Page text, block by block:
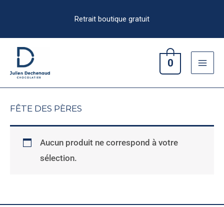
contenu
0
FÊTE DES PÈRES
Aucun produit ne correspond à votre
sélection.